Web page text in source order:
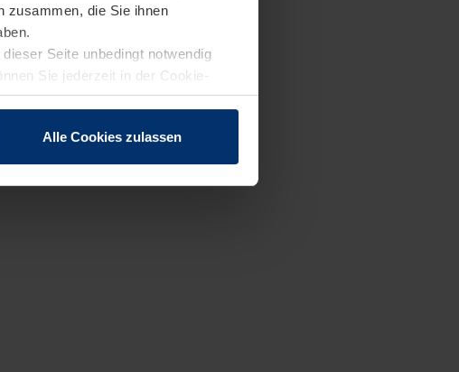
zusammen, die Sie ihnen
Seite unbedingt notwendig
Sie jederzeit in der Cookie-
Alle Cookies zulassen